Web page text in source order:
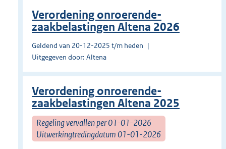
Verordening onroerende-
zaakbelastingen Altena 2026
Geldend van 20-12-2025 t/m heden
Uitgegeven door: Altena
Verordening onroerende-
zaakbelastingen Altena 2025
Regeling vervallen per 01-01-2026
Uitwerkingtredingdatum 01-01-2026